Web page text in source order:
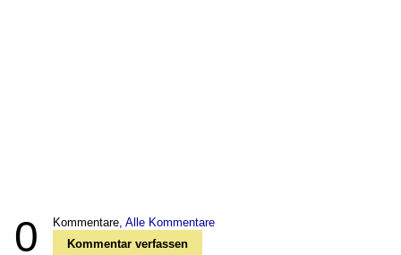
0 Kommentare, Alle Kommentare
Kommentar verfassen